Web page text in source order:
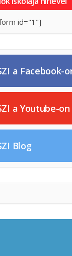
id="1"]
a Facebook-
a Youtube-on
Blog